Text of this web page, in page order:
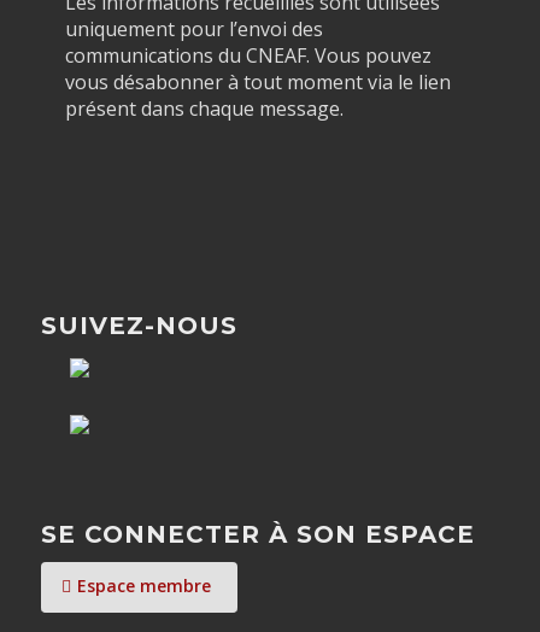
uniquement pour l’envoi des
communications du CNEAF. Vous pouvez
vous désabonner à tout moment via le lien
présent dans chaque message.
SUIVEZ-NOUS
SE CONNECTER À SON ESPACE
Espace membre